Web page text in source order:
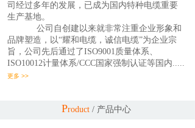
司经过多年的发展，已成为国内特种电缆重要
生产基地。
公司自创建以来就非常注重企业形象和
品牌塑造，以“耀和电缆，诚信电缆”为企业宗
旨，公司先后通过了ISO9001质量体系、
ISO10012计量体系/CCC国家强制认证等国内.....
更多 >>
Product / 产品中心